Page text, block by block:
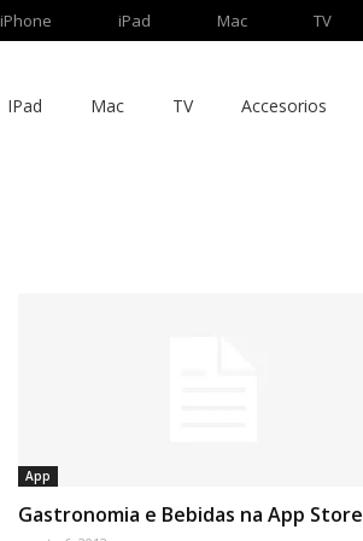
iPhone iPad Mac TV
IPad Mac TV Accesorios
App
Gastronomia e Bebidas na App Store